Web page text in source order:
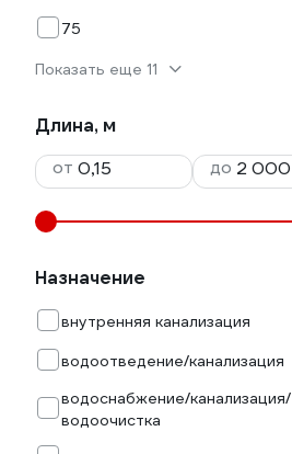
75
Показать еще 11
Длина, м
от
до
Назначение
внутренняя канализация
водоотведение/канализация
водоснабжение/канализация/
водоочистка